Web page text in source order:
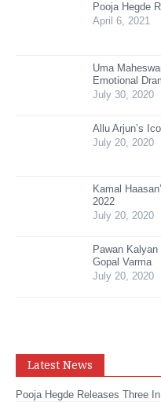
Pooja Hegde
April 6, 2021
Uma
Emotional
July 30, 2020
Allu Arjun’s
July 20, 2020
Kamal
2022
July 20, 2020
Pawan
Gopal Varma
July 20, 2020
Latest News
Pooja Hegde Releases Three